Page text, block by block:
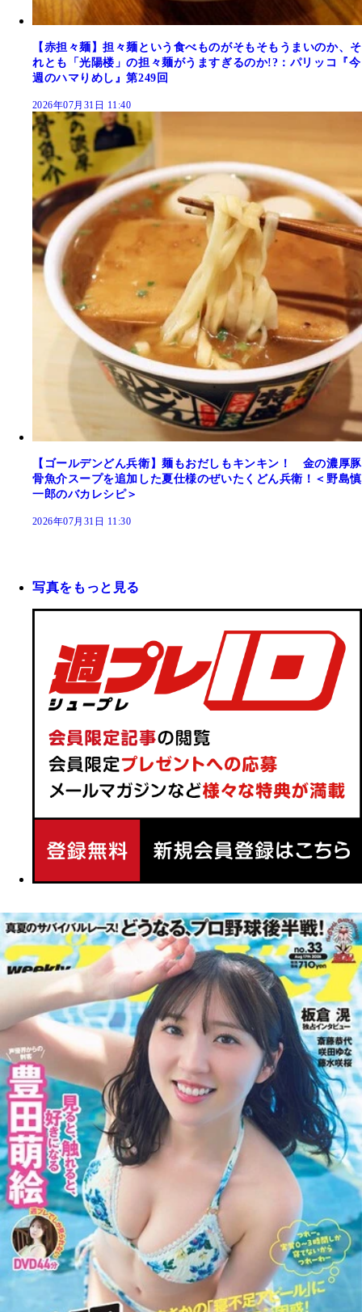
【赤担々麺】担々麺という食べものがそもそもうまいのか、そ
れとも「光陽楼」の担々麺がうますぎるのか!?：パリッコ『今
週のハマりめし』第249回
2026年07月31日 11:40
【ゴールデンどん兵衛】麺もおだしもキンキン！ 金の濃厚豚
骨魚介スープを追加した夏仕様のぜいたくどん兵衛！＜野島慎
一郎のバカレシピ＞
2026年07月31日 11:30
写真をもっと見る